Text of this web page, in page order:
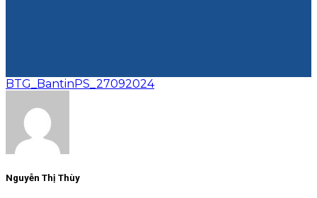
BTG_BantinPS_27092024
Nguyễn Thị Thùy